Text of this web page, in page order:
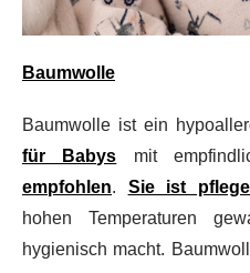
Baumwolle
Baumwolle ist ein
für Babys mit
empfohlen. Sie ist
hohen Temperaturen
hygienisch macht.